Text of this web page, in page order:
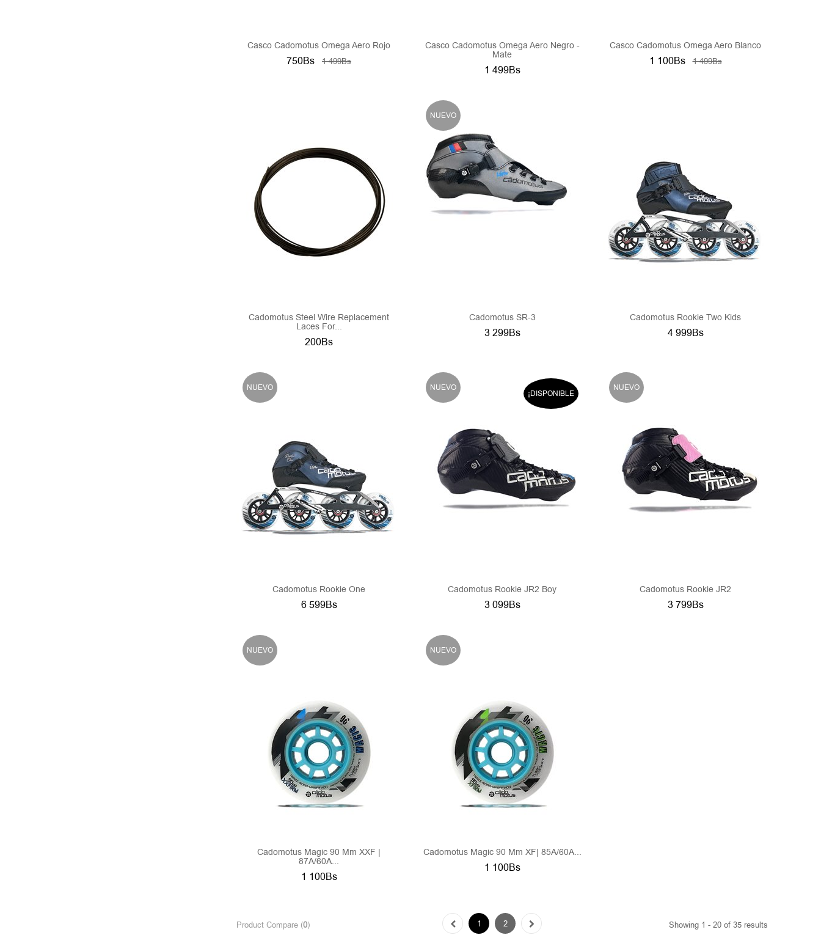
Casco Cadomotus Omega Aero Rojo
750Bs 1 499Bs
Casco Cadomotus Omega Aero Negro -
Mate
1 499Bs
Casco Cadomotus Omega Aero Blanco
1 100Bs 1 499Bs
Cadomotus Steel Wire Replacement
Laces For...
200Bs
NUEVO
Cadomotus SR-3
3 299Bs
Cadomotus Rookie Two Kids
4 999Bs
NUEVO
Cadomotus Rookie One
6 599Bs
NUEVO
¡DISPONIBLE
Cadomotus Rookie JR2 Boy
3 099Bs
NUEVO
Cadomotus Rookie JR2
3 799Bs
NUEVO
Cadomotus Magic 90 Mm XXF |
87A/60A...
1 100Bs
NUEVO
Cadomotus Magic 90 Mm XF| 85A/60A...
1 100Bs
Product Compare (0) 1 2 Showing 1 - 20 of 35 results